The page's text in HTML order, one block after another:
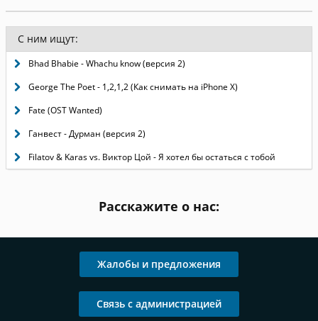
С ним ищут:
Bhad Bhabie - Whachu know (версия 2)
George The Poet - 1,2,1,2 (Как снимать на iPhone X)
Fate (OST Wanted)
Ганвест - Дурман (версия 2)
Filatov & Karas vs. Виктор Цой - Я хотел бы остаться с тобой
Расскажите о нас:
Жалобы и предложения
Связь с администрацией